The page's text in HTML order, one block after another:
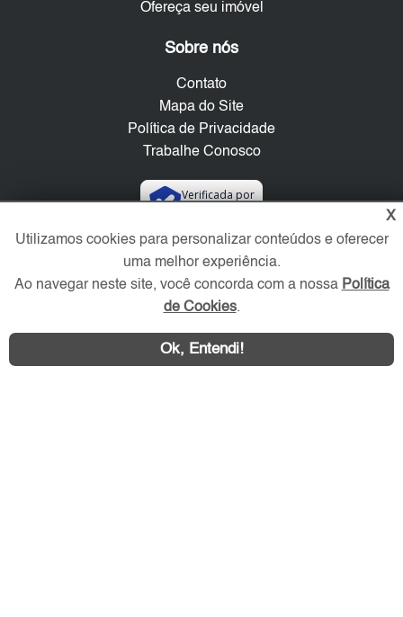
Ofereça seu imóvel
Sobre nós
Contato
Mapa do Site
Política de Privacidade
Trabalhe Conosco
Verificada por
Redes Sociais
X
Utilizamos cookies para personalizar conteúdos e oferecer
uma melhor experiência.
Ao navegar neste site, você concorda com a nossa Política
de Cookies.
Ok, Entendi!